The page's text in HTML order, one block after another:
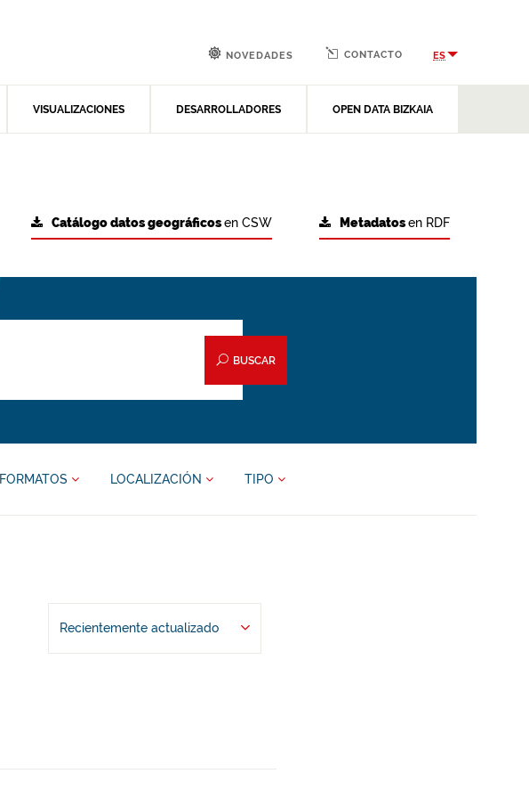
VISUALIZACIONES DESARROLLADORES OPEN DATA BIZKAIA
NOVEDADES CONTACTO ES
Metadatosen RDF
Catálogo datos geográficosen CSW
BUSCAR
FORMATOS LOCALIZACIÓN TIPO
Recientemente actualizado